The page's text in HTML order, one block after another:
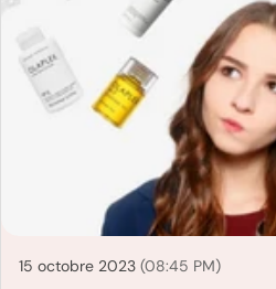
15 octobre 2023 (08:45 PM)